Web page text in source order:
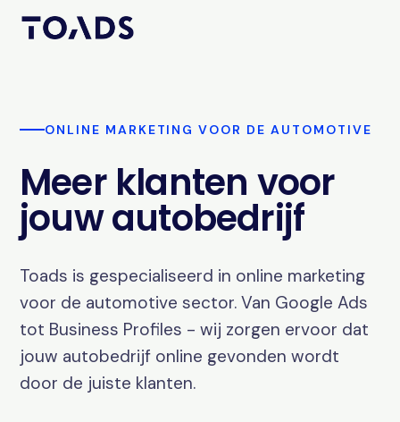
ONLINE MARKETING VOOR DE AUTOMOTIVE
Meer klanten voor
jouw autobedrijf
Toads is gespecialiseerd in online marketing
voor de automotive sector. Van Google Ads
tot Business Profiles - wij zorgen ervoor dat
jouw autobedrijf online gevonden wordt
door de juiste klanten.